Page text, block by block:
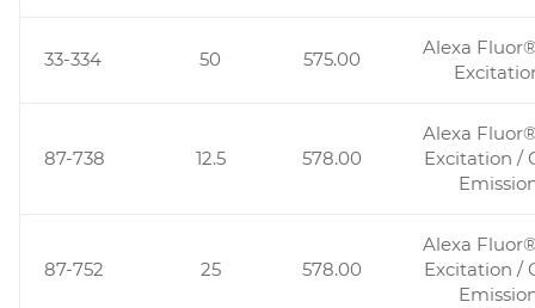
33-334 50 575.00
Alexa
87-738 12.5 578.00
Alexa
Excitation /
87-752 25 578.00
Alexa
Excitation /